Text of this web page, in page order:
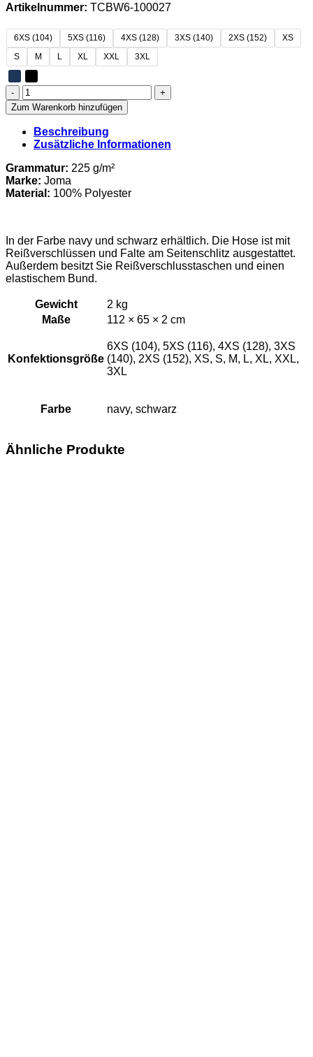
Artikelnummer: TCBW6-100027
6XS (104) 5XS (116) 4XS (128) 3XS (140) 2XS (152)
XS
S
M L XL XXL 3XL
TC
Blau
Weiß
Rostock
-
Trainingshose
Staff
Menge
Zum Warenkorb hinzufügen
Beschreibung
Zusätzliche Informationen
Grammatur: 225 g/m²
Marke: Joma
Material : 100% Polyester
In der Farbe navy und schwarz erhältlich. Die Hose ist mit
Reißverschlüssen und Falte am Seitenschlitz ausgestattet.
Außerdem besitzt Sie Reißverschlusstaschen und einen
elastischem Bund.
Gewicht
2 kg
Maße
112 × 65 × 2 cm
Konfektionsgröße
6XS (104), 5XS (116), 4XS (128), 3XS
(140), 2XS (152), XS, S, M, L, XL, XXL,
3XL
Farbe navy, schwarz
Ähnliche Produkte